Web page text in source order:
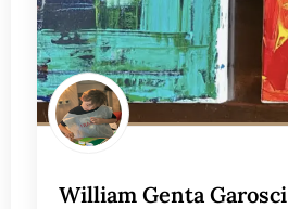
William Genta Garosci